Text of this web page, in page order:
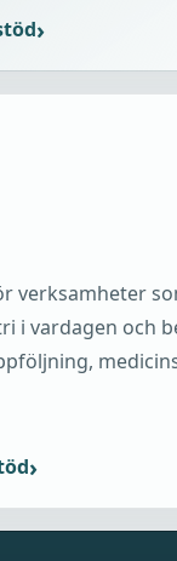
verksamheter
i vardagen och